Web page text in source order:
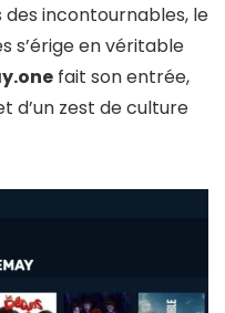
incontournables, le
s’érige en véritable
fait son entrée,
d’un zest de culture